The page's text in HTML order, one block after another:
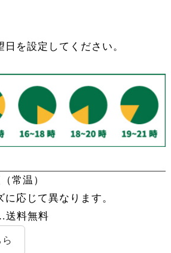
を設定してください。
常温）
応じて異なります。
送料無料